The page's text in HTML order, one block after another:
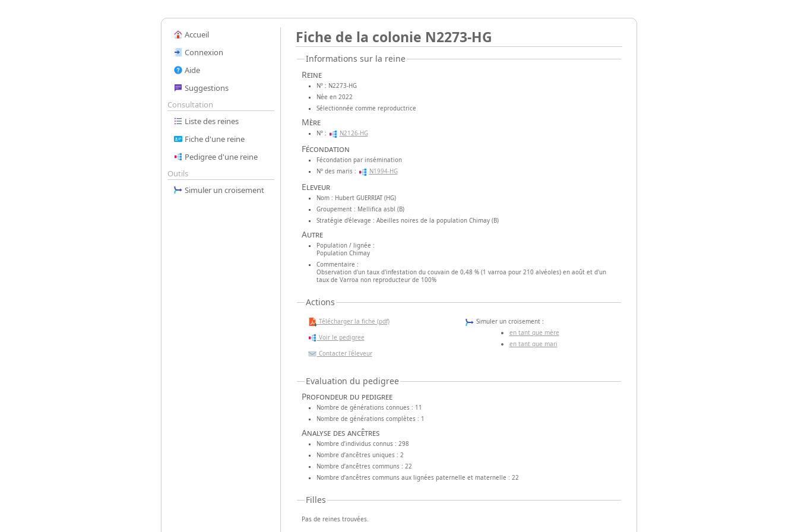
Accueil
Connexion
Aide
Suggestions
Consultation
Liste des reines
Fiche d'une reine
Pedigree d'une reine
Outils
Simuler un croisement
Fiche de la colonie N2273-HG
Informations sur la reine
Reine
N° : N2273-HG
Née en 2022
Sélectionnée comme reproductrice
Mère
N° : N2126-HG
Fécondation
Fécondation par insémination
N° des maris :
N1994-HG
Eleveur
Nom : Hubert GUERRIAT (HG)
Groupement : Mellifica asbl (B)
Stratégie d'élevage : Abeilles noires de la population Chimay (B)
Autre
Population / lignée :
Population Chimay
Commentaire :
Observation d'un taux d'infestation du couvain de 0,48 % (1 varroa pour 210 alvéoles) en août et d'un
taux de Varroa non reproducteur de 100%
Actions
Télécharger la fiche (pdf)
Voir le pedigree
Contacter l'éleveur
Simuler un croisement :
en tant que mère
en tant que mari
Evaluation du pedigree
Profondeur du pedigree
Nombre de générations connues : 11
Nombre de générations complètes : 1
Analyse des ancêtres
Nombre d’individus connus : 298
Nombre d’ancêtres uniques : 2
Nombre d’ancêtres communs : 22
Nombre d’ancêtres communs aux lignées paternelle et maternelle : 22
Filles
Pas de reines trouvées.